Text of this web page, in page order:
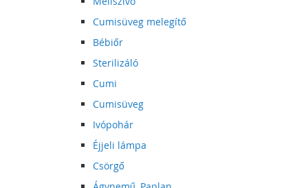
Cumisüveg melegítő
Bébiőr
Sterilizáló
Cumi
Cumisüveg
Ivópohár
Éjjeli lámpa
Csörgő